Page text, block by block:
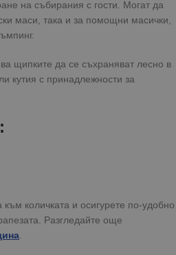
на събирания с гости. Могат да
маси, така и за помощни масички,
щипките да се съхраняват лесно в
кутия с принадлежности за
количката и осигурете по-удобно
Разгледайте още